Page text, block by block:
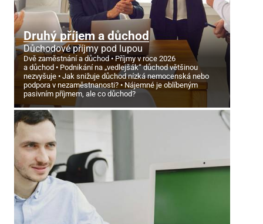
Druhý příjem a důchod
Důchodové příjmy pod lupou
Dvě zaměstnání a důchod
Příjmy v roce 2026
a důchod
Podnikání na „vedlejšák“ důchod většinou
nezvyšuje
Jak snižuje důchod nízká nemocenská nebo
podpora v nezaměstnanosti?
Nájemné je oblíbeným
pasivním příjmem, ale co důchod?